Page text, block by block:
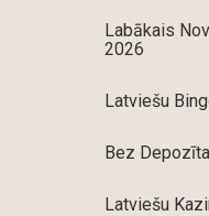
Labākais
2026
Latviešu
Bez
Latviešu